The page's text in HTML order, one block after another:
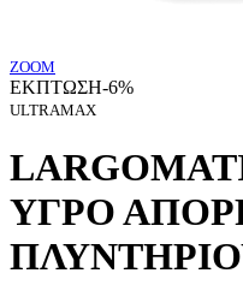
ZOOM
ΕΚΠΤΩΣΗ-6%
ULTRAMAX
ΥΓΡΟ